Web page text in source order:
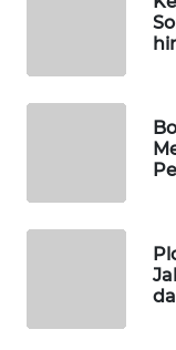
WAHANA
UMKM